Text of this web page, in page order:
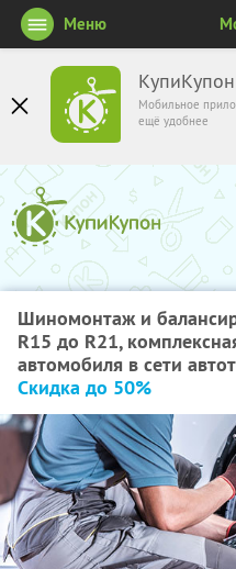
КупиКупон
Мобильное
ещё удобнее
Меню
Шиномонтаж и
R15 до R21,
автомобиля в сети
Скидка до 50%